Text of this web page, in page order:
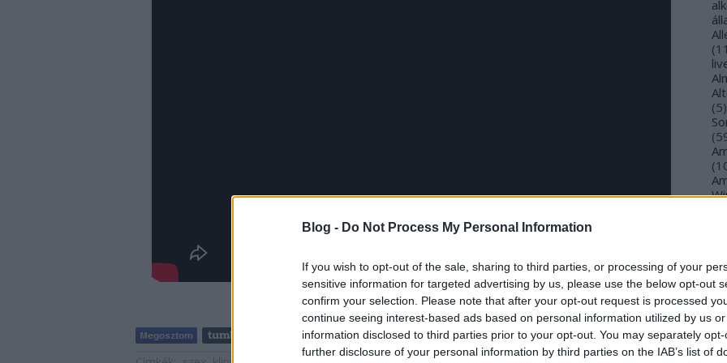
Blog - Do Not Process My Personal Information
If you wish to opt-out of the sale, sharing to third parties, or processing of your
sensitive information for targeted advertising by us, please use the below opt-out
confirm your selection. Please note that after your opt-out request is processed
continue seeing interest-based ads based on personal information utilized by us
information disclosed to third parties prior to your opt-out. You may separately
further disclosure of your personal information by third parties on the IAB’s list of
Tetszik 0
komment
(11
(5)
(
(